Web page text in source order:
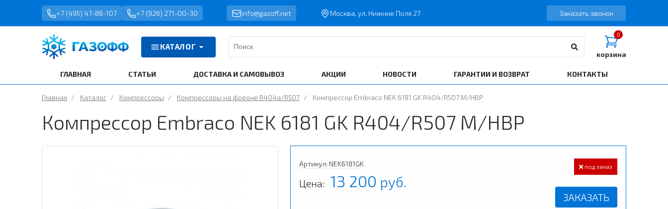
+7 (495) 47-88-107 +7 (926) 271-00-30 info@gazoff.net Москва, ул. Нижние Поля 27 Заказать звонок
КАТАЛОГ
0
корзина
ГЛАВНАЯ СТАТЬИ ДОСТАВКА И САМОВЫВОЗ АКЦИИ НОВОСТИ ГАРАНТИИ И ВОЗВРАТ КОНТАКТЫ
Главная / Каталог / Компрессоры / Компрессоры на фреоне R404a/R507 / Компрессор Embraco NEK 6181 GK R404/R507 M/HBP
Компрессор Embraco NEK 6181 GK R404/R507 M/HBP
Артикул: NEK6181GK
Цена: 13 200 руб.
под заказ
ЗАКАЗАТЬ